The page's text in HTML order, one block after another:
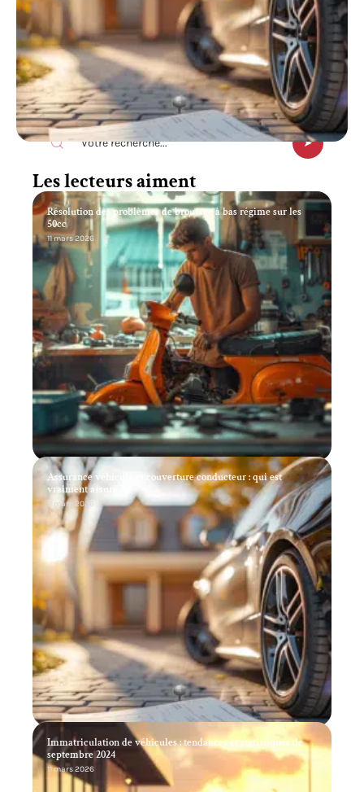
Recherche
Les lecteurs aiment
Résolution des problèmes de broutage à bas régime sur les
50cc
11 mars 2026
Assurance véhicule et couverture conducteur : qui est
vraiment assuré ?
11 mars 2026
Immatriculation de véhicules : tendances et statistiques de
septembre 2024
11 mars 2026